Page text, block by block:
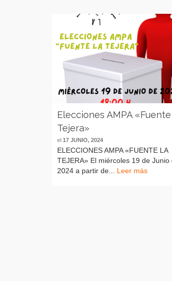
Elecciones AMPA
Tejera»
el 17 JUNIO, 2024
ELECCIONES AMPA «FUENTE LA
TEJERA» El miércoles 19 de Junio
2024 a partir de... Leer más